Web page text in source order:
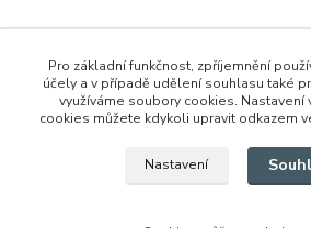
Zboží zařazeno v kategoriích
Skříně a skříňky
Dětský pokoj CASPER
Pro základní funkčnost, zpříjemnění
účely a v případě udělení souhlasu také
využíváme soubory cookies. Nastavení
cookies můžete kdykoli upravit odkazem
Nastavení